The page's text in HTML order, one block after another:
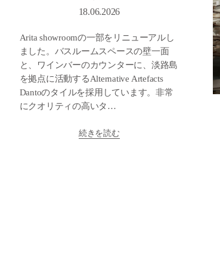
18.06.2026
Arita showroomの一部をリニューアルし
ました。バスルームスペースの壁一面
と、ワインバーのカウンターに、淡路島
を拠点に活動するAlternative Artefacts
Dantoのタイルを採用しています。非常
にクオリティの高いタ…
続きを読む